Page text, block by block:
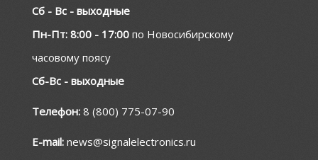
Сб - Вс - выходные
Пн-Пт: 8:00 - 17:00 по Новосибирскому
часовому поясу
Сб-Вс - выходные
Телефон: 8 (800) 775-07-90
E-mail: news@signalelectronics.ru